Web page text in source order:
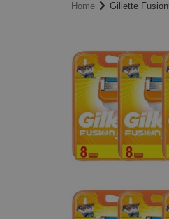
Home Gillette
naar
het
einde
afbeeldingen-
gallerij
naar
het
begin
afbeeldingen-
gallerij